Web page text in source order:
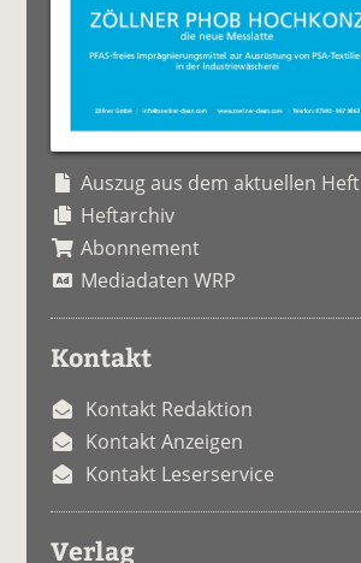
Auszug aus dem aktuellen Heft
Heftarchiv
Abonnement
Mediadaten WRP
Kontakt
Kontakt Redaktion
Kontakt Anzeigen
Kontakt Leserservice
Verlag